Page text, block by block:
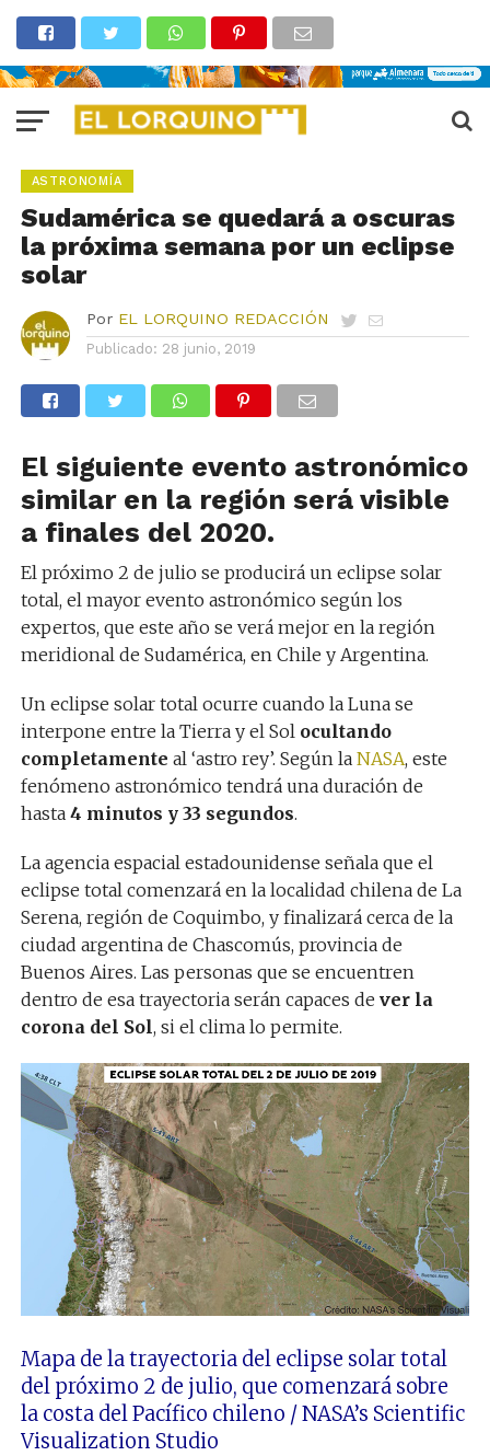
ASTRONOMÍA
Sudamérica se quedará a oscuras
la próxima semana por un eclipse
solar
Por EL LORQUINO REDACCIÓN
Publicado: 28 junio, 2019
El siguiente evento astronómico
similar en la región será visible
a finales del 2020.
El próximo 2 de julio se producirá un eclipse solar
total, el mayor evento astronómico según los
expertos, que este año se verá mejor en la región
meridional de Sudamérica, en Chile y Argentina.
Un eclipse solar total ocurre cuando la Luna se
interpone entre la Tierra y el Sol ocultando
completamente al ‘astro rey’. Según la NASA, este
fenómeno astronómico tendrá una duración de
hasta 4 minutos y 33 segundos.
La agencia espacial estadounidense señala que el
eclipse total comenzará en la localidad chilena de La
Serena, región de Coquimbo, y finalizará cerca de la
ciudad argentina de Chascomús, provincia de
Buenos Aires. Las personas que se encuentren
dentro de esa trayectoria serán capaces de ver la
corona del Sol, si el clima lo permite.
Mapa de la trayectoria del eclipse solar total
del próximo 2 de julio, que comenzará sobre
la costa del Pacífico chileno /NASA’s Scientific
Visualization Studio